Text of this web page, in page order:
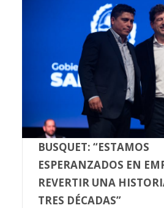
BUSQUET: “ESTAMOS
ESPERANZADOS EN
REVERTIR UNA
TRES DÉCADAS”